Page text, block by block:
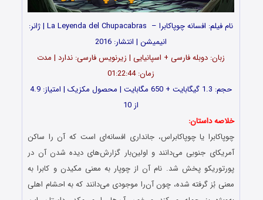
نام فیلم: افسانه چوپاکابرا – La Leyenda del Chupacabras | ژانر:
انیمیشن | انتشار: 2016
زبان: دوبله فارسی + اسپانیایی | زیرنویس فارسی: ندارد | مدت
زمان: 01:22:44
حجم: 1.3 گیگابایت + 650 مگابایت | محصول مکزیک | امتیاز: 4.9
از 10
خلاصه داستان:
چوپاکابرا یا چوپاکابراس، جانداری افسانه‌ای است که آن را ساکن
آمریکای جنوبی می‌دانند و اولین‌بار گزارش‌های دیده شدن آن در
پورتوریکو پخش شد. نام آن از چوپار به معنی مکیدن و کابرا به
معنی بُز گرفته شده، چون آن‌را موجودی می‌دانند که به احشام اهلی